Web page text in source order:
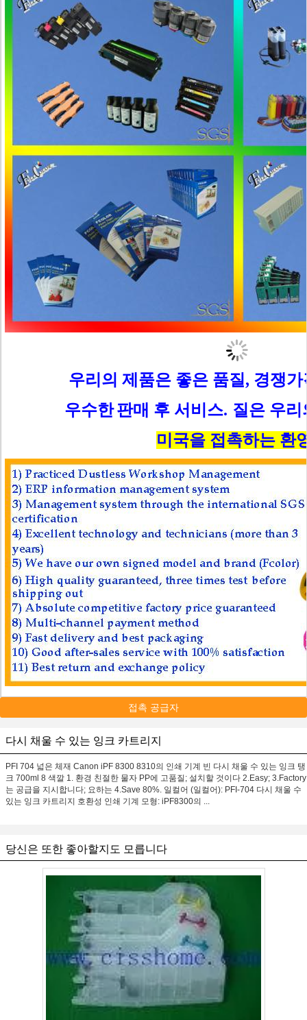
우리의 제품은 좋은 품질, 경쟁
우수한 판매 후 서비스. 질은 우
미국을 접촉하는 환
접촉 공급자
다시 채울 수 있는 잉크 카트리지
PFI 704 넓은 체재 Canon iPF 8300 8310의 인쇄 기계 빈 다시 채울 수 있는 잉크 탱
크 700ml 8 색깔 1. 환경 친절한 물자 PP에 고품질; 설치할 것이다 2.Easy; 3.Factory
는 공급을 지시합니다; 요하는 4.Save 80%. 일컬어 (일컬어): PFI-704 다시 채울 수
있는 잉크 카트리지 호환성 인쇄 기계 모형: iPF8300의 ...
당신은 또한 좋아할지도 모릅니다